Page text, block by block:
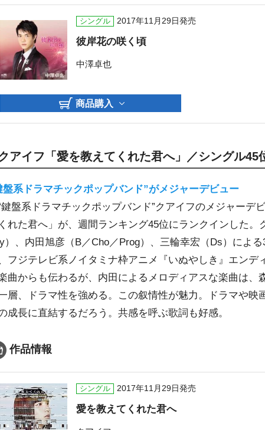
シングル 2017年11月29日発売
彼岸花の咲く頃
中澤卓也
商品購入
アイフ「愛を教えてくれた君へ」／シングル45
盤系ドラマチックポップバンド”がメジャーデビュー
盤系ドラマチックポップバンド”クアイフのメジャーデ
れた君へ」が、週間ランキング45位にランクインした。
）、内田旭彦（B／Cho／Prog）、三輪幸宏（Ds）によ
フジテレビ系ノイタミナ枠アニメ『いぬやしき』エンデ
曲からも伝わるが、内田によるメロディアスな楽曲は、
層、ドラマ性を強める。この叙情性が魅力。ドラマや映
成長に直結するだろう。共感を呼ぶ歌詞も好感。
作品情報
シングル 2017年11月29日発売
愛を教えてくれた君へ